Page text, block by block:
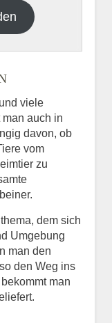
viele
auch in
davon, ob
vom
zu
dem sich
Umgebung
man den
den Weg ins
man